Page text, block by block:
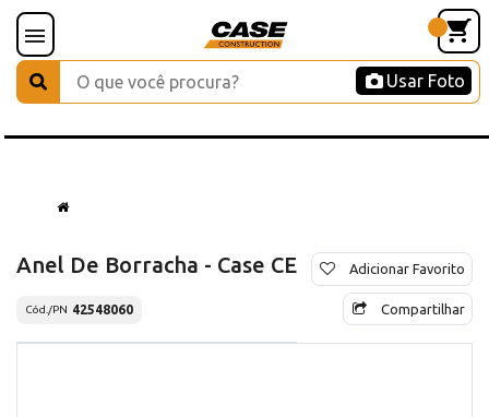
Usar Foto
Anel De Borracha - Case CE
Cód./PN 42548060
Adicionar Favorito
Compartilhar